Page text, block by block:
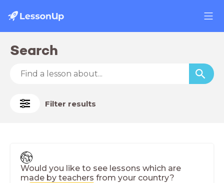
Search
Filter results
Would you like to see lessons which are
made by teachers from your country?